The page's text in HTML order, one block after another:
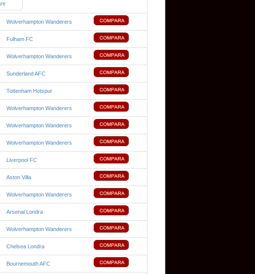
Wolverhampton Wanderers
Fulham FC
Wolverhampton Wanderers
Sunderland AFC
Tottenham Hotspur
Wolverhampton Wanderers
Wolverhampton Wanderers
Wolverhampton Wanderers
Liverpool FC
Aston Villa
Wolverhampton Wanderers
Arsenal Londra
Wolverhampton Wanderers
Chelsea Londra
Bournemouth AFC